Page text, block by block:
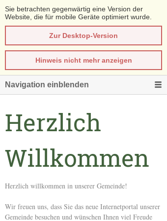
Sie betrachten gegenwärtig eine Version der
Website, die für mobile Geräte optimiert wurde.
Zur Desktop-Version
Hinweis nicht mehr anzeigen
Navigation einblenden
Herzlich
Willkommen
Herzlich willkommen in unserer Gemeinde!
Wir freuen uns, dass Sie das neue Internetportal unserer
Gemeinde besuchen und wünschen Ihnen viel Freude